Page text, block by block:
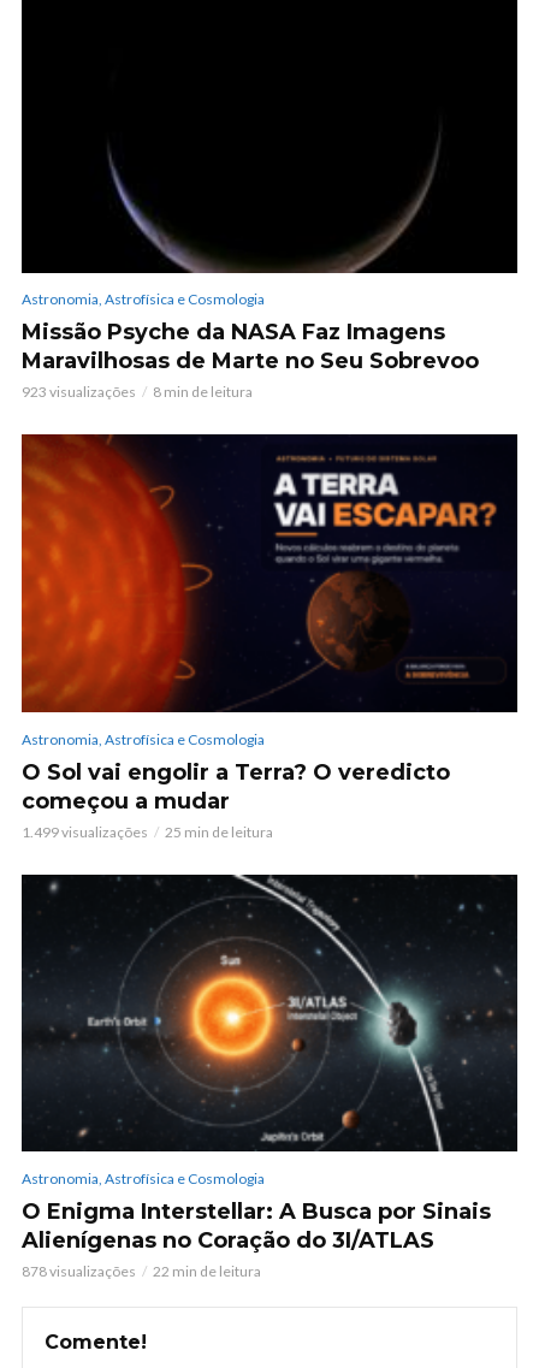
Astronomia, Astrofísica e Cosmologia
Missão Psyche da NASA Faz Imagens
Maravilhosas de Marte no Seu Sobrevoo
923 visualizações 8 min de leitura
Astronomia, Astrofísica e Cosmologia
O Sol vai engolir a Terra? O veredicto
começou a mudar
1.499 visualizações 25 min de leitura
Astronomia, Astrofísica e Cosmologia
O Enigma Interstellar: A Busca por Sinais
Alienígenas no Coração do 3I/ATLAS
878 visualizações 22 min de leitura
Comente!